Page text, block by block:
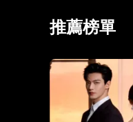
推薦榜單